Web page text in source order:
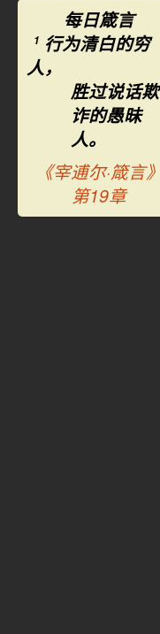
每日箴言
1 行为清白的穷
人，
胜过说话欺
诈的愚昧
人。
《宰逋尔·箴言》
第19章